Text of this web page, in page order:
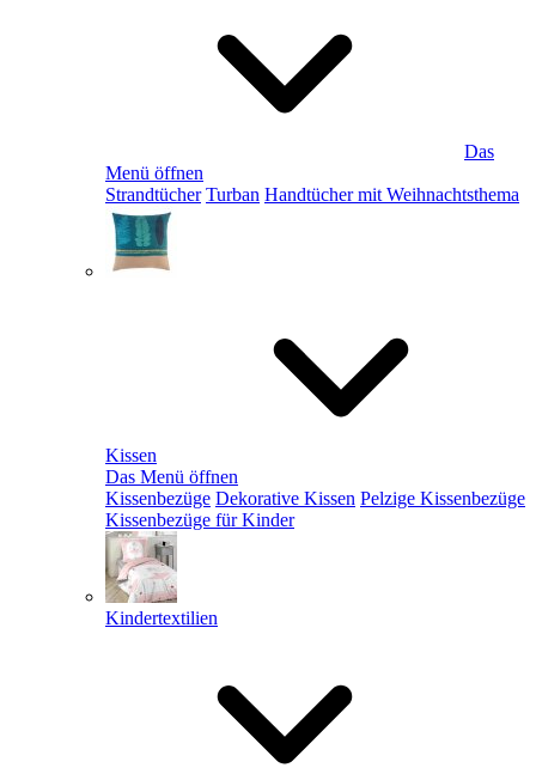
Das
Menü öffnen
Strandtücher Turban Handtücher mit Weihnachtsthema
Kissen
Das Menü öffnen
Kissenbezüge Dekorative Kissen Pelzige Kissenbezüge
Kissenbezüge für Kinder
Kindertextilien